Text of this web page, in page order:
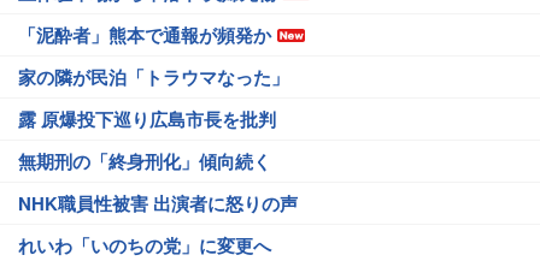
「泥酔者」熊本で通報が頻発か
家の隣が民泊「トラウマなった」
露 原爆投下巡り広島市長を批判
無期刑の「終身刑化」傾向続く
NHK職員性被害 出演者に怒りの声
れいわ「いのちの党」に変更へ